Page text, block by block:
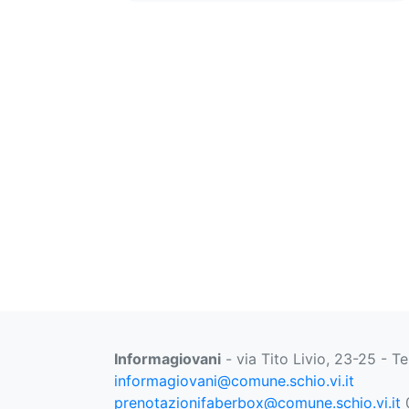
Informagiovani - via Tito Livio, 23-25 -
informagiovani@comune.schio.vi.it
prenotazionifaberbox@comune.schio.vi.it